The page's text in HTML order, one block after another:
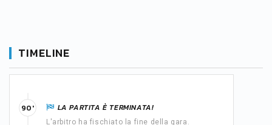
TIMELINE
LA PARTITA È TERMINATA!
L'arbitro ha fischiato la fine della gara.
90'